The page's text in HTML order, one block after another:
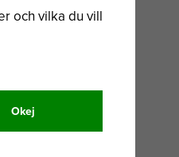
och vilka du vill
Okej